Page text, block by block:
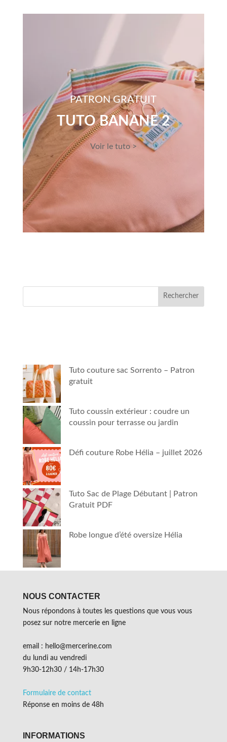
PATRON GRATUIT
TUTO BANANE 2
Voir le tuto >
Rechercher
Tuto couture sac Sorrento – Patron
gratuit
Tuto coussin extérieur : coudre un
coussin pour terrasse ou jardin
Défi couture Robe Hélia – juillet 2026
Tuto Sac de Plage Débutant | Patron
Gratuit PDF
Robe longue d’été oversize Hélia
NOUS CONTACTER
Nous répondons à toutes les questions que vous vous
posez sur notre mercerie en ligne
email : hello@mercerine.com
du lundi au vendredi
9h30-12h30 / 14h-17h30
Formulaire de contact
Réponse en moins de 48h
INFORMATIONS